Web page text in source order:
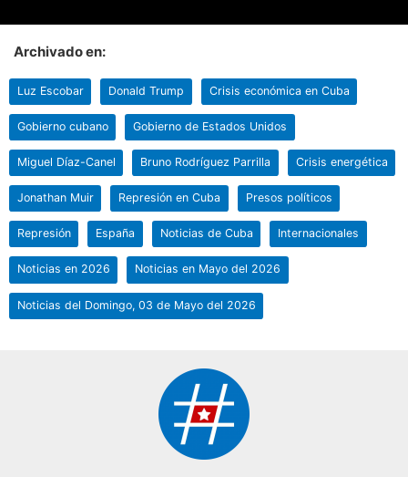
Archivado en:
Luz Escobar Donald Trump Crisis económica en Cuba
Gobierno cubano Gobierno de Estados Unidos
Miguel Díaz-Canel Bruno Rodríguez Parrilla Crisis energética
Jonathan Muir Represión en Cuba Presos políticos
Represión España Noticias de Cuba Internacionales
Noticias en 2026 Noticias en Mayo del 2026
Noticias del Domingo, 03 de Mayo del 2026